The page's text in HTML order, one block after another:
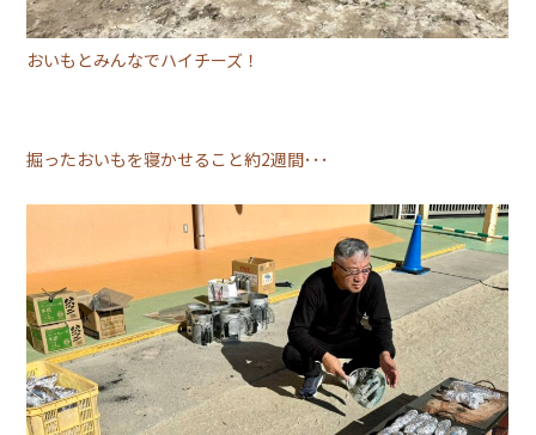
おいもとみんなでハイチーズ！
掘ったおいもを寝かせること約2週間･･･